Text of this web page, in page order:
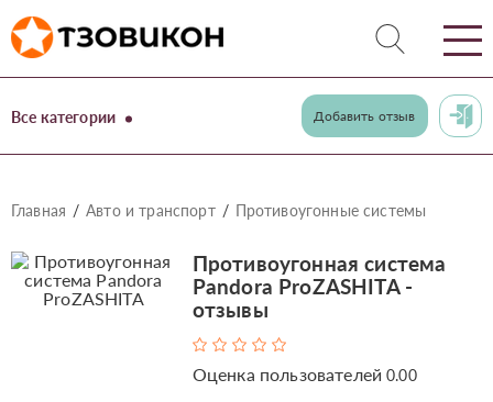
Все категории Добавить отзыв
Главная Авто и транспорт Противоугонные системы
Противоугонная система
Pandora ProZASHITA -
отзывы
Оценка пользователей0.00